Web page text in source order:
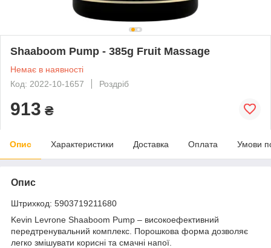
Shaaboom Pump - 385g Fruit Massage
Немає в наявності
Код: 2022-10-1657
Роздріб
913 ₴
Опис Характеристики Доставка Оплата Умови
Опис
Штрихкод: 5903719211680
Kevin Levrone Shaaboom Pump – високоефективний
передтренувальний комплекс. Порошкова форма дозволяє
легко змішувати корисні та смачні напої.